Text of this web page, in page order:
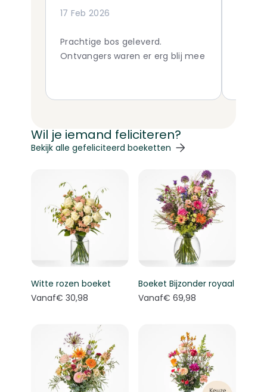
17 Feb 2026
Prachtige bos geleverd.
Ontvangers waren er erg blij mee
Wil je iemand feliciteren?
Navigeren door de elementen van de carrousel is
Druk om carrousel over te slaan
Bekijk alle gefeliciteerd boeketten
Witte rozen boeket
Vanaf€ 30,98
Boeket Bijzonder royaal
Vanaf€ 69,98